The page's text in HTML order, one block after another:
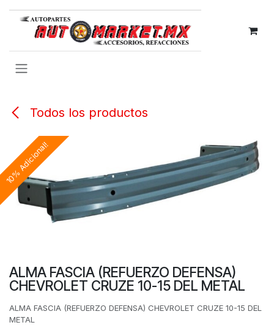
Todos los productos
10% Adicional!
ALMA FASCIA (REFUERZO DEFENSA)
CHEVROLET CRUZE 10-15 DEL METAL
ALMA FASCIA (REFUERZO DEFENSA) CHEVROLET CRUZE 10-15 DEL
METAL